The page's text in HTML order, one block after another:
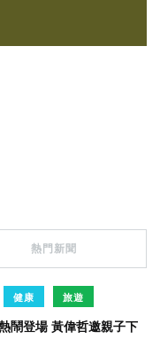
熱門新聞
健康 旅遊
鬧登場 黃偉哲邀親子下